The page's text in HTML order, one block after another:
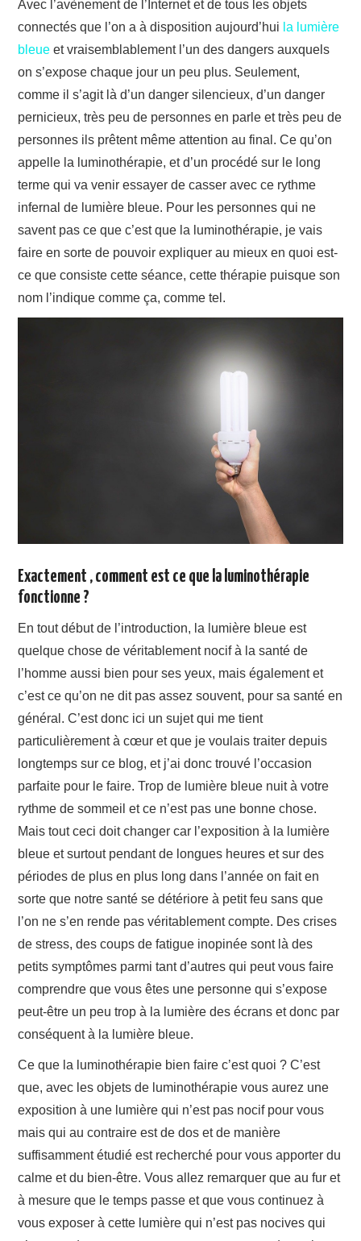
Avec l’avènement de l’Internet et de tous les objets
connectés que l’on a à disposition aujourd’hui la lumière
bleue et vraisemblablement l’un des dangers auxquels
on s’expose chaque jour un peu plus. Seulement,
comme il s’agit là d’un danger silencieux, d’un danger
pernicieux, très peu de personnes en parle et très peu de
personnes ils prêtent même attention au final. Ce qu’on
appelle la luminothérapie, et d’un procédé sur le long
terme qui va venir essayer de casser avec ce rythme
infernal de lumière bleue. Pour les personnes qui ne
savent pas ce que c’est que la luminothérapie, je vais
faire en sorte de pouvoir expliquer au mieux en quoi est-
ce que consiste cette séance, cette thérapie puisque son
nom l’indique comme ça, comme tel.
Exactement , comment est ce que la luminothérapie
fonctionne ?
En tout début de l’introduction, la lumière bleue est
quelque chose de véritablement nocif à la santé de
l’homme aussi bien pour ses yeux, mais également et
c’est ce qu’on ne dit pas assez souvent, pour sa santé en
général. C’est donc ici un sujet qui me tient
particulièrement à cœur et que je voulais traiter depuis
longtemps sur ce blog, et j’ai donc trouvé l’occasion
parfaite pour le faire. Trop de lumière bleue nuit à votre
rythme de sommeil et ce n’est pas une bonne chose.
Mais tout ceci doit changer car l’exposition à la lumière
bleue et surtout pendant de longues heures et sur des
périodes de plus en plus long dans l’année on fait en
sorte que notre santé se détériore à petit feu sans que
l’on ne s’en rende pas véritablement compte. Des crises
de stress, des coups de fatigue inopinée sont là des
petits symptômes parmi tant d’autres qui peut vous faire
comprendre que vous êtes une personne qui s’expose
peut-être un peu trop à la lumière des écrans et donc par
conséquent à la lumière bleue.
Ce que la luminothérapie bien faire c’est quoi ? C’est
que, avec les objets de luminothérapie vous aurez une
exposition à une lumière qui n’est pas nocif pour vous
mais qui au contraire est de dos et de manière
suffisamment étudié est recherché pour vous apporter du
calme et du bien-être. Vous allez remarquer que au fur et
à mesure que le temps passe et que vous continuez à
vous exposer à cette lumière qui n’est pas nocives qui